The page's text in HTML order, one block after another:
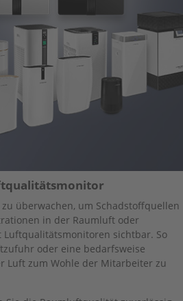
überwachen, um Schadstoffquellen
in der Raumluft oder
sichtbar. So
oder eine bedarfsweise
Luft zum Wohle der Mitarbeiter zu